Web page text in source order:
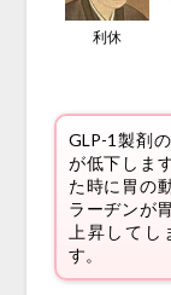
利休
GLP-1製剤
が低下しま
た時に胃の
ラーヂンが
上昇して
す。